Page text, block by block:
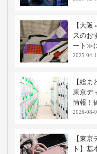
【大
スのお
ート≫
2025-04-
【総
東京デ
情報！
2026-08-
【東
ト】